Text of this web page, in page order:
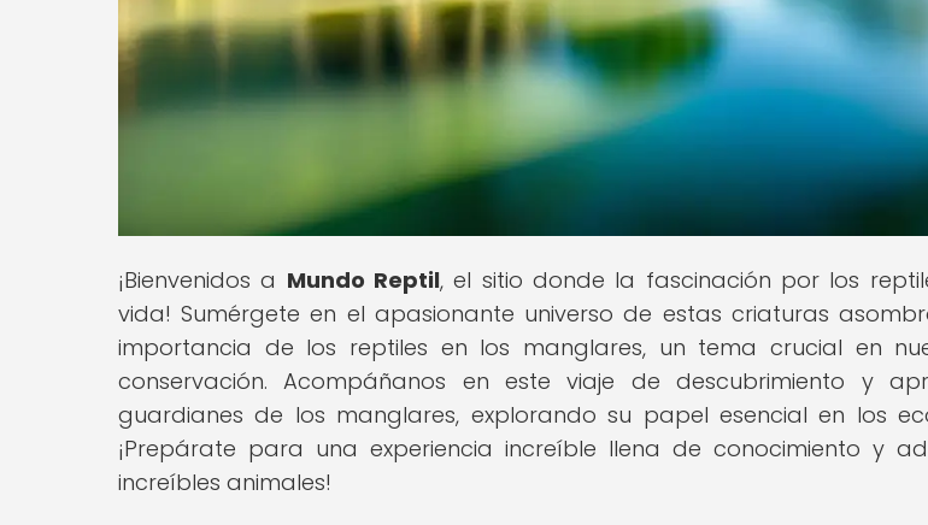
¡Bienvenidos a Mundo Reptil, el sitio donde la fascinación por los
vida! Sumérgete en el apasionante universo de estas criaturas
importancia de los reptiles en los manglares, un tema crucial en
conservación. Acompáñanos en este viaje de descubrimiento y
guardianes de los manglares, explorando su papel esencial en los
¡Prepárate para una experiencia increíble llena de conocimiento y
increíbles animales!